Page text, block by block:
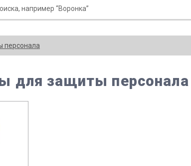
персонала
для защиты персонала